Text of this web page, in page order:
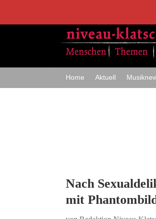
Home Aktuell
Nach
mit